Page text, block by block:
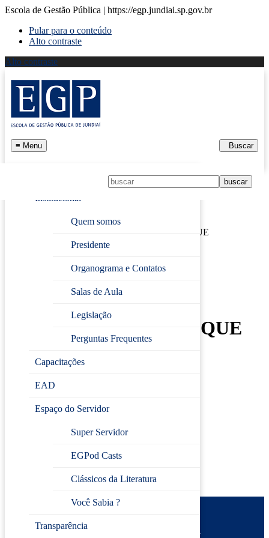
Escola de Gestão Pública | https://egp.jundiai.sp.gov.br
Pular para o conteúdo
Alto contraste
Alto contraste
≡ Menu
Institucional
Quem somos
Presidente
Organograma e Contatos
Salas de Aula
Legislação
Perguntas Frequentes
Capacitações
EAD
Espaço do Servidor
Super Servidor
EGPod Casts
Clássicos da Literatura
Você Sabia ?
Transparência
Buscar
LOGÍSTICA: FUNDAMENTOS,
PLANEJAMENTO E CONTROLE DE ESTOQUE
LOGÍSTICA:
FUNDAMENTOS,
PLANEJAMENTO E
CONTROLE DE ESTOQUE
16/09/2025 (terça-feira)
09h às 12h
Carga horária:
Docente: Devanir Alves Barbosa
Prefeitura de Jundiaí